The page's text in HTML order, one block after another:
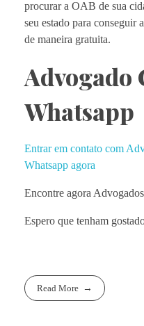
procurar a OAB de sua
seu estado para conseguir
de maneira gratuita.
Whatsapp
Entrar em contato com
Whatsapp agora
Encontre agora
Espero que tenham
Read More